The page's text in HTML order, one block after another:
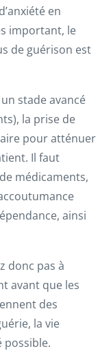
en
important, le
de guérison est
stade avancé
la prise de
pour atténuer
Il faut
médicaments,
ainsi
donc pas à
avant que les
des
la vie
possible.